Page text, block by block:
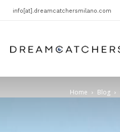
info[at].dreamcatchersmilano.com
Home Blog